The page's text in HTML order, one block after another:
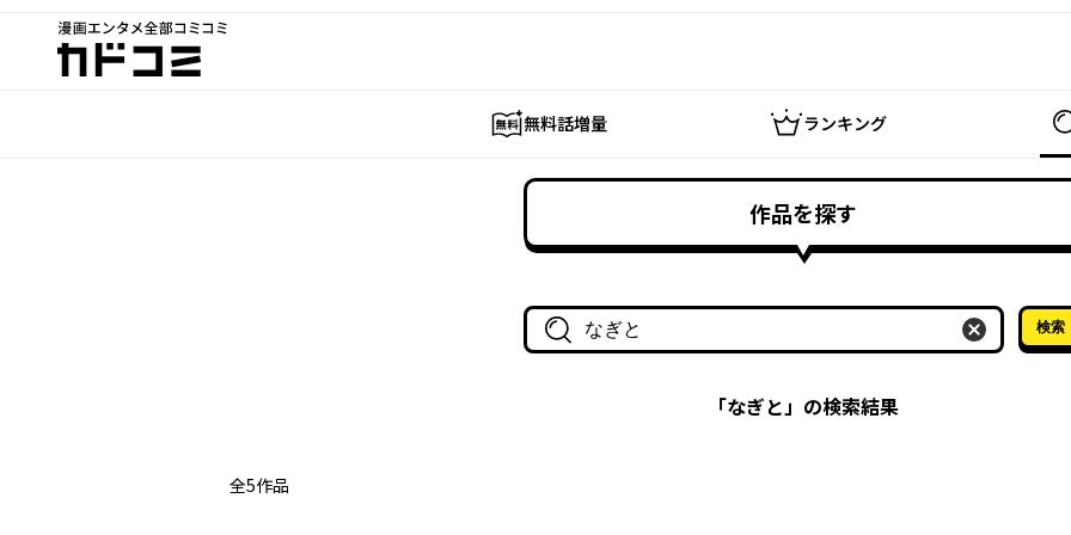
漫画エンタメ全部コミコミ
カドコミ
無料話増量 ランキング
作品を探す
作品名・作家名で探す
検索
「なぎと」の検索結果
全5作品